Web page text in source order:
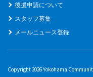
後援申請について
スタッフ募集
メールニュース登録
Copyright 2026 Yokohama